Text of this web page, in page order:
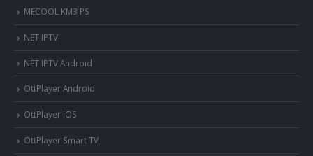
MECOOL KM3 PS
NET IPTV
NET IPTV Android
OttPlayer Android
OttPlayer iOS
OttPlayer Smart TV